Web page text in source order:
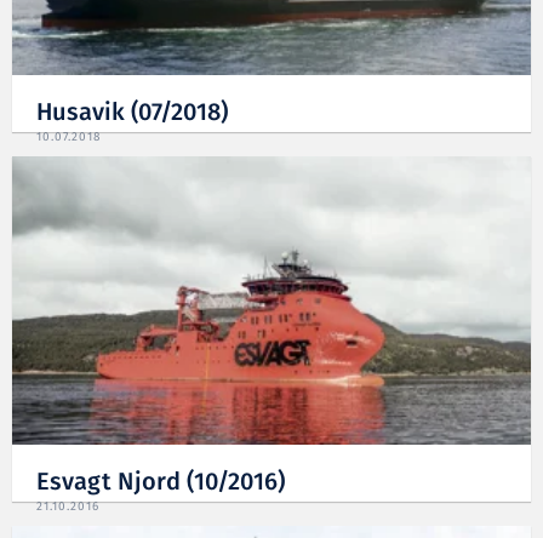
Husavik (07/2018)
10.07.2018
Esvagt Njord (10/2016)
21.10.2016